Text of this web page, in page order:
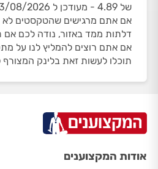
של 4.89 - מעודכן ל 03/08/2026.
אם אתם מרגישים שהטקסטים
דלתות ממד באזור, נודה לכם אם
אם אתם רוצים להמליץ לנו על
תוכלו לעשות זאת בלינק המצורף
אודות המקצוענים